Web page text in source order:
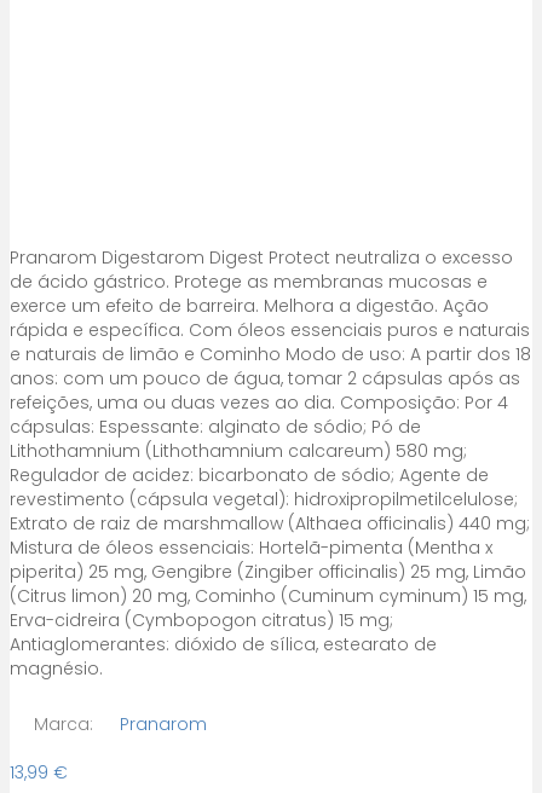
Pranarom Digestarom Digest Protect neutraliza o excesso
de ácido gástrico. Protege as membranas mucosas e
exerce um efeito de barreira. Melhora a digestão. Ação
rápida e específica. Com óleos essenciais puros e naturais
e naturais de limão e Cominho Modo de uso: A partir dos 18
anos: com um pouco de água, tomar 2 cápsulas após as
refeições, uma ou duas vezes ao dia. Composição: Por 4
cápsulas: Espessante: alginato de sódio; Pó de
Lithothamnium (Lithothamnium calcareum) 580 mg;
Regulador de acidez: bicarbonato de sódio; Agente de
revestimento (cápsula vegetal): hidroxipropilmetilcelulose;
Extrato de raiz de marshmallow (Althaea officinalis) 440 mg;
Mistura de óleos essenciais: Hortelã-pimenta (Mentha x
piperita) 25 mg, Gengibre (Zingiber officinalis) 25 mg, Limão
(Citrus limon) 20 mg, Cominho (Cuminum cyminum) 15 mg,
Erva-cidreira (Cymbopogon citratus) 15 mg;
Antiaglomerantes: dióxido de sílica, estearato de
magnésio.
Marca:
Pranarom
13,99 €